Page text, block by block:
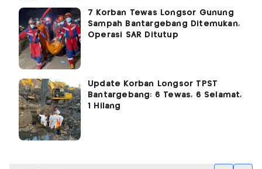
7 Korban Tewas Longsor Gunung
Sampah Bantargebang Ditemukan,
Operasi SAR Ditutup
Update Korban Longsor TPST
Bantargebang: 6 Tewas, 6 Selamat,
1 Hilang